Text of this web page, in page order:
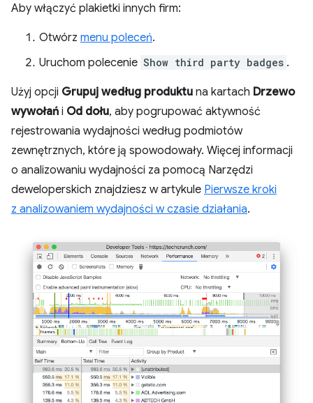
Aby włączyć plakietki innych firm:
Otwórz menu poleceń.
Uruchom polecenie Show third party badges .
Użyj opcji Grupuj według produktu na kartach Drzewo
wywołań i Od dołu, aby pogrupować aktywność
rejestrowania wydajności według podmiotów
zewnętrznych, które ją spowodowały. Więcej informacji
o analizowaniu wydajności za pomocą Narzędzi
deweloperskich znajdziesz w artykule Pierwsze kroki
z analizowaniem wydajności w czasie działania.